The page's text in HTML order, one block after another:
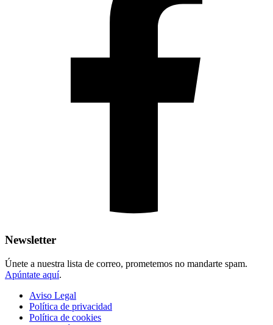
Newsletter
Únete a nuestra lista de correo, prometemos no mandarte spam.
Apúntate aquí.
Aviso Legal
Política de privacidad
Política de cookies